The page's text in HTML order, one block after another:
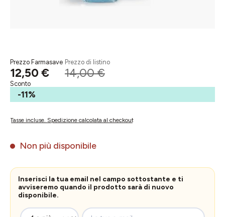
Prezzo Farmasave
12,50 €
Prezzo di listino
14,00 €
Sconto
-11%
Tasse incluse. Spedizione calcolata al checkout
Non più disponibile
Inserisci la tua email nel campo sottostante e ti
avviseremo quando il prodotto sarà di nuovo
disponibile.
La tua e-mail